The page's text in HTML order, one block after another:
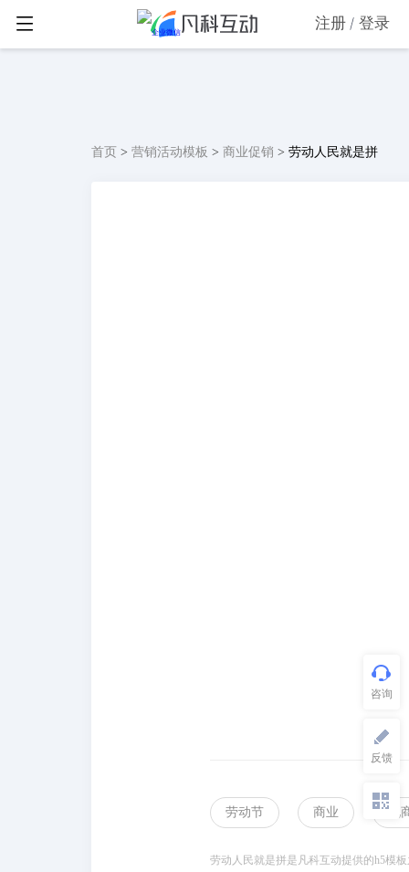
注册 登录
首页 > 营销活动模板 > 商业促销 > 劳动人民就是拼
劳动节 商业 电
劳动人民就是拼是凡科互动提供的h5模